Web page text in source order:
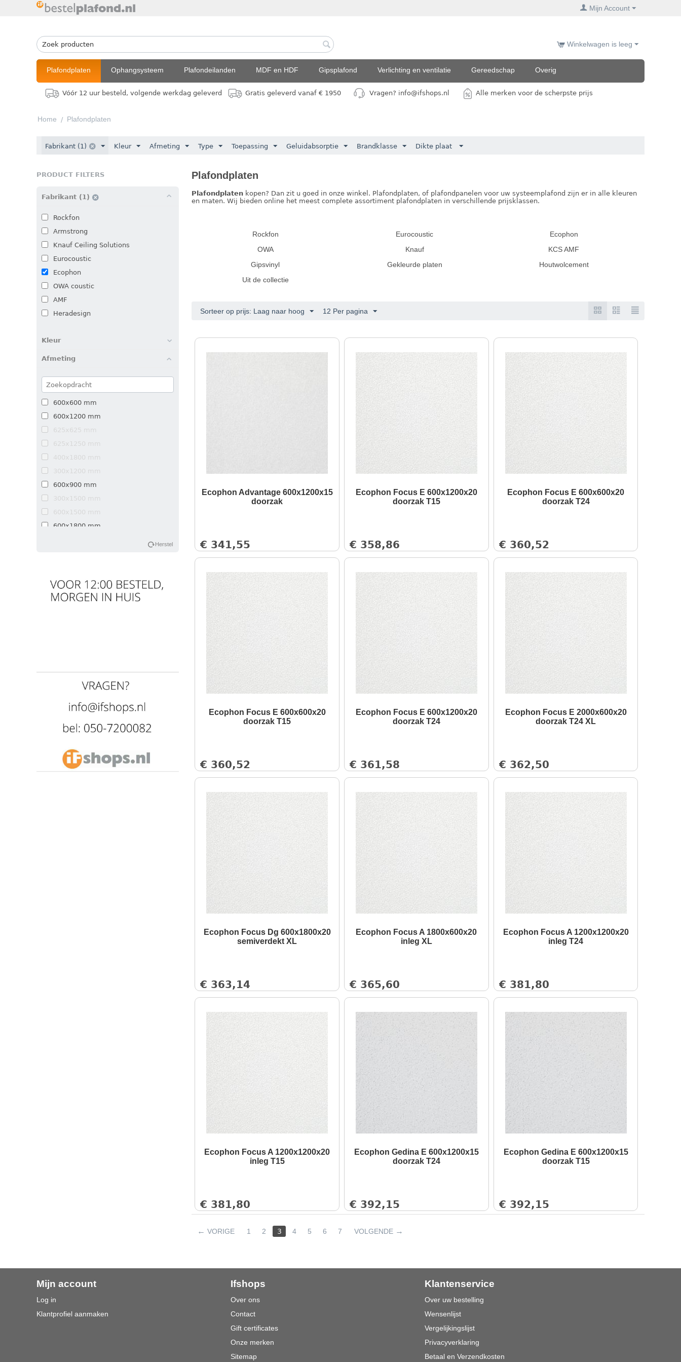
Mijn Account
Winkelwagen is leeg
Plafondplaten Ophangsysteem Plafondeilanden MDF en HDF Gipsplafond Verlichting en ventilatie Gereedschap Overig
Vóór 12 uur besteld, volgende werkdag geleverd Gratis geleverd vanaf € 1950 Vragen? info@ifshops.nl Alle merken voor de scherpste prijs
Home / Plafondplaten
Fabrikant (1) Kleur Afmeting Type Toepassing Geluidabsorptie Brandklasse Dikte plaat
PRODUCT FILTERS
Fabrikant (1)
Rockfon
Armstrong
Knauf Ceiling Solutions
Eurocoustic
Ecophon
OWA coustic
AMF
Heradesign
Kleur
Afmeting
600x600 mm
600x1200 mm
625x625 mm
625x1250 mm
400x1800 mm
300x1200 mm
600x900 mm
300x1500 mm
600x1500 mm
600x1800 mm
900x900 mm
1200x1200 mm
600x2000 mm mm
1160x1160 mm
⌀ 1160 mm
Herstel
Plafondplaten
Plafondplaten kopen? Dan zit u goed in onze winkel. Plafondplaten, of plafondpanelen voor uw systeemplafond zijn er in alle kleuren
en maten. Wij bieden online het meest complete assortiment plafondplaten in verschillende prijsklassen.
Rockfon Eurocoustic
Ecophon
OWA
Knauf
KCS AMF
Gipsvinyl
Gekleurde platen
Houtwolcement
Uit de collectie
Sorteer op prijs: Laag naar hoog 12 Per pagina
Ecophon Advantage 600x1200x15
doorzak
€ 341,55
Ecophon Focus E 600x1200x20
doorzak T15
€ 358,86
Ecophon Focus E 600x600x20
doorzak T24
€ 360,52
Ecophon Focus E 600x600x20
doorzak T15
€ 360,52
Ecophon Focus E 600x1200x20
doorzak T24
€ 361,58
Ecophon Focus E 2000x600x20
doorzak T24 XL
€ 362,50
Ecophon Focus Dg 600x1800x20
semiverdekt XL
€ 363,14
Ecophon Focus A 1800x600x20
inleg XL
€ 365,60
Ecophon Focus A 1200x1200x20
inleg T24
€ 381,80
Ecophon Focus A 1200x1200x20
inleg T15
€ 381,80
Ecophon Gedina E 600x1200x15
doorzak T24
€ 392,15
Ecophon Gedina E 600x1200x15
doorzak T15
€ 392,15
VORIGE 1 2 3 4 5 6 7 VOLGENDE
Mijn account
Log in
Klantprofiel aanmaken
Ifshops
Over ons
Contact
Gift certificates
Onze merken
Sitemap
Klantenservice
Over uw bestelling
Wensenlijst
Vergelijkingslijst
Privacyverklaring
Betaal en Verzendkosten